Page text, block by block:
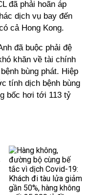
đã phải hoãn áp
dịch vụ bay đến
cả Hong Kong.
đã buộc phải đệ
khăn về tài chính
bùng phát. Hiệp
tính dịch bệnh bùng
bốc hơi tới 113 tỷ